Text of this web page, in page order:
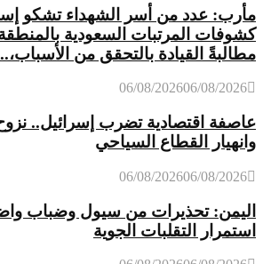
مأرب: عدد من أسر الشهداء تشكو
كشوفات المرتبات السعودية بالمنطقة
مطالبةً القيادة بالتحقق من
06/08/202606/08/2026
عاصفة اقتصادية تضرب إسرائيل..
وانهيار القطاع السياحي
06/08/202606/08/2026
اليمن: تحذيرات من سيول وضباب
استمرار التقلبات الجوية